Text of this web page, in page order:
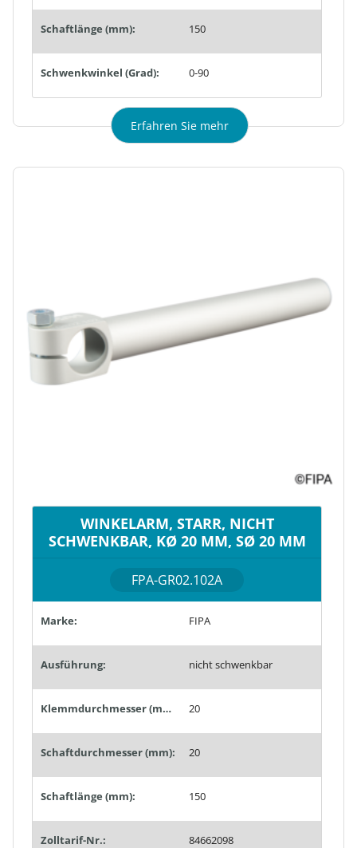
Schaftlänge (mm): 150
Schwenkwinkel (Grad): 0-90
Erfahren Sie mehr
WINKELARM, STARR, NICHT
SCHWENKBAR, KØ 20 MM, SØ 20 MM
FPA-GR02.102A
Marke: FIPA
Ausführung: nicht schwenkbar
Klemmdurchmesser (mm): 20
Schaftdurchmesser (mm): 20
Schaftlänge (mm): 150
Zolltarif-Nr.: 84662098